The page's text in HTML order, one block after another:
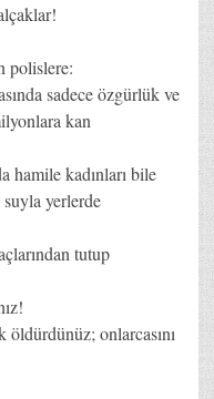
polislere:
sadece özgürlük ve
kan
hamile kadınları bile
suyla yerlerde
tutup
onlarcasını